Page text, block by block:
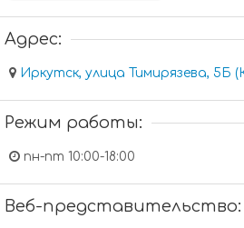
Адрес:
Иркутск, улица Тимирязева, 5Б
Режим работы:
пн-пт 10:00-18:00
Веб-представительство: